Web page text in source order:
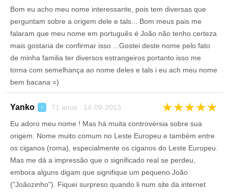
Bom eu acho meu nome interessante, pois tem diversas que
perguntam sobre a origem dele e tals... Bom meus pais me
falaram que meu nome em português é João não tenho certeza
mais gostaria de confirmar isso ...Gostei deste nome pelo fato
de minha familia ter diversos estrangeiros portanto isso me
torna com semelhança ao nome deles e tals i eu ach meu nome
bem bacana =)
Yanko ♂ 71 anos 14-09-2013 ★★★★★
Eu adoro meu nome ! Mas há muita controvérsia sobre sua
origem. Nome muito comum no Leste Europeu e também entre
os ciganos (roma), especialmente os ciganos do Leste Europeu.
Mas me dá a impressão que o significado real se perdeu,
embora alguns digam que signifique um pequeno João
("Joãozinho"). Fiquei surpreso quando li num site da internet